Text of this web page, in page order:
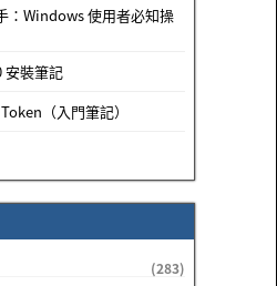
：Windows 使用者必知操
安裝筆記
（入門筆記）
(283)